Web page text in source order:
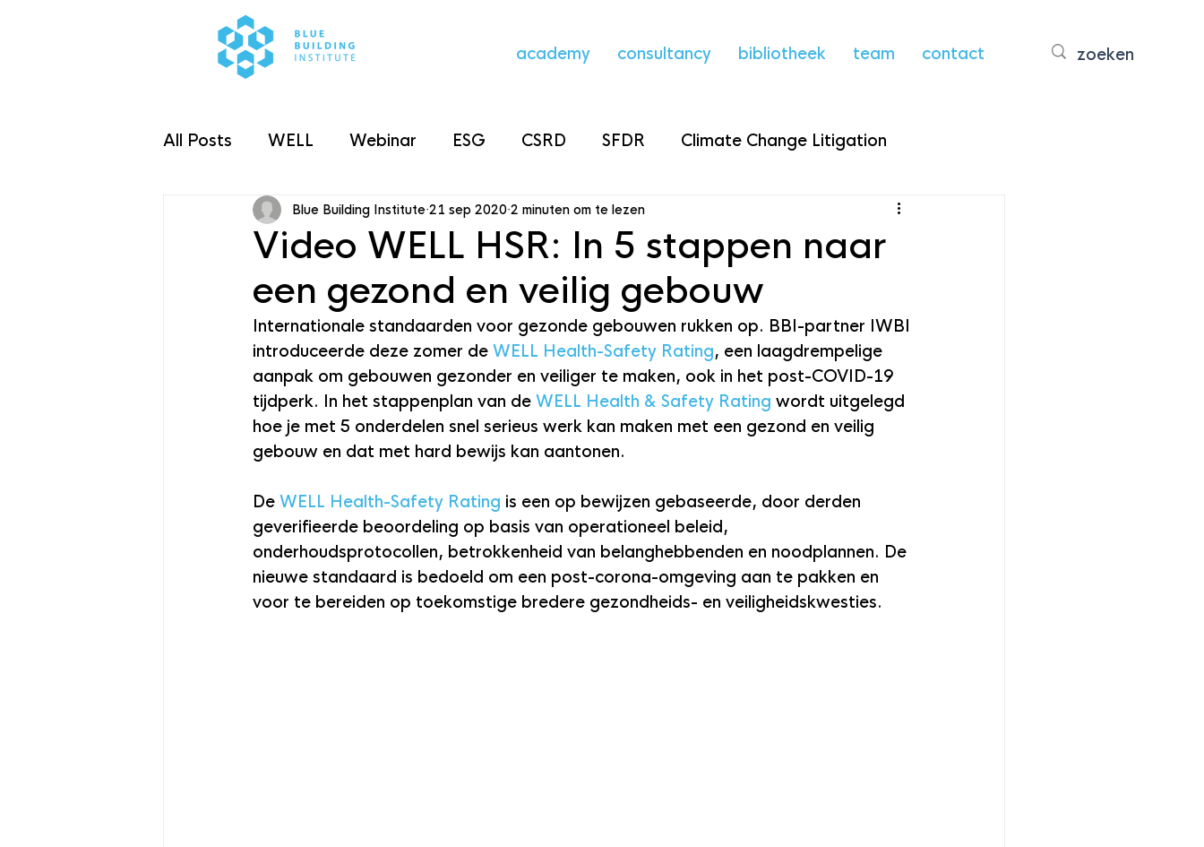
academy consultancy bibliotheek team contact
All Posts WELL Webinar ESG CSRD SFDR Climate Change Litigation
Taxonomieverordening
Video WELL HSR: In 5 stappen naar
een gezond en veilig gebouw
Blue Building Institute 21 sep 2020 2 minuten om te lezen
Internationale standaarden voor gezonde gebouwen rukken op. BBI-partner IWBI
introduceerde deze zomer de WELL Health-Safety Rating, een laagdrempelige
aanpak om gebouwen gezonder en veiliger te maken, ook in het post-COVID-19
tijdperk. In het stappenplan van de WELL Health & Safety Rating wordt uitgelegd
hoe je met 5 onderdelen snel serieus werk kan maken met een gezond en veilig
gebouw en dat met hard bewijs kan aantonen.
De WELL Health-Safety Rating is een op bewijzen gebaseerde, door derden
geverifieerde beoordeling op basis van operationeel beleid,
onderhoudsprotocollen, betrokkenheid van belanghebbenden en noodplannen. De
nieuwe standaard is bedoeld om een ​​post-corona-omgeving aan te pakken en
voor te bereiden op toekomstige bredere gezondheids- en veiligheidskwesties.